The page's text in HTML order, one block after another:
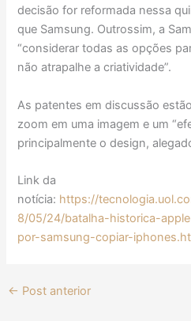
decisão for reformada nessa
que Samsung. Outrossim, a
“considerar todas as opções
não atrapalhe a criatividade”.
As patentes em discussão
zoom em uma imagem e um
principalmente o design,
Link da
notícia: https://
8/05/24/batalha-historica-
por-samsung-copiar-
← Post anterior